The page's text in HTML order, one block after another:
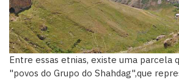
Entre essas etnias, existe uma parcela
"povos do Grupo do Shahdag",que